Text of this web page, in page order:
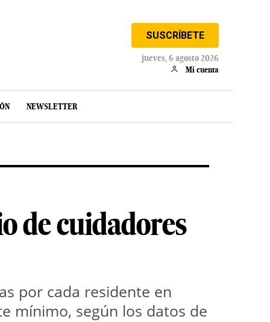
SUSCRÍBETE
jueves, 6 agosto 2026
Mi cuenta
NEWSLETTER
de cuidadores
por cada residente en
mínimo, según los datos de